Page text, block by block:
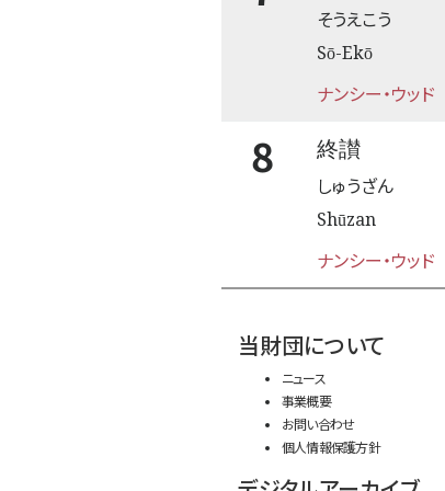
そうえこう
Sō-Ekō
ナンシー・ウッド
8
終讃
しゅうざん
Shūzan
ナンシー・ウッド
当財団について
ニュース
事業概要
お問い合わせ
個人情報保護方針